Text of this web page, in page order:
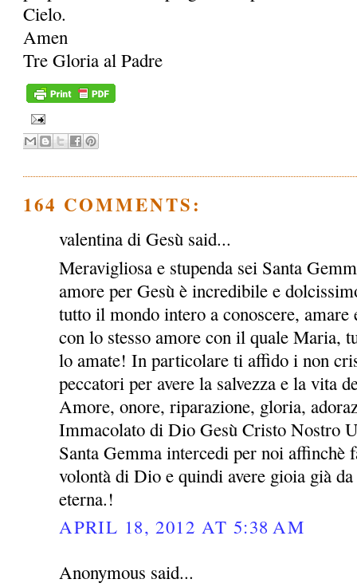
Cielo.
Amen
Tre Gloria al Padre
164 COMMENTS:
valentina di Gesù said...
Meravigliosa e stupenda sei Santa
amore per Gesù è incredibile e
tutto il mondo intero a conoscere,
con lo stesso amore con il quale Maria,
lo amate! In particolare ti affido i non
peccatori per avere la salvezza e la vita
Amore, onore, riparazione, gloria,
Immacolato di Dio Gesù Cristo Nostro
Santa Gemma intercedi per noi affinchè
volontà di Dio e quindi avere gioia già
eterna.!
APRIL 18, 2012 AT 5:38 AM
Anonymous said...